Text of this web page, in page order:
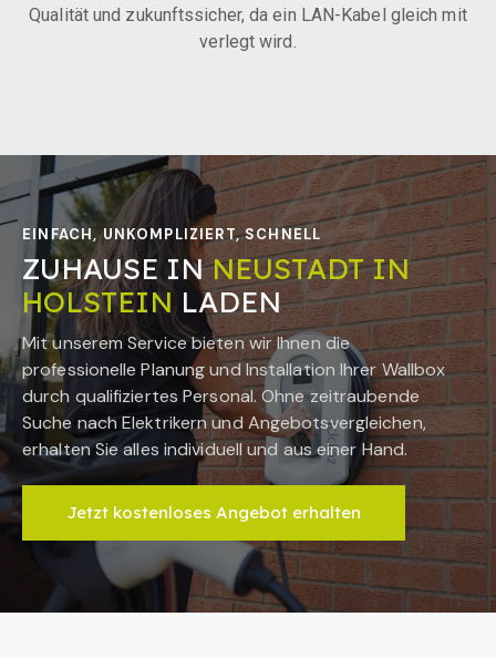
Qualität und zukunftssicher, da ein LAN-Kabel gleich mit
verlegt wird.
EINFACH, UNKOMPLIZIERT, SCHNELL
ZUHAUSE INNEUSTADT IN
HOLSTEINLADEN
Mit unserem Service bieten wir Ihnen die
professionelle Planung und Installation Ihrer Wallbox
durch qualifiziertes Personal. Ohne zeitraubende
Suche nach Elektrikern und Angebotsvergleichen,
erhalten Sie alles individuell und aus einer Hand.
Jetzt kostenloses Angebot erhalten